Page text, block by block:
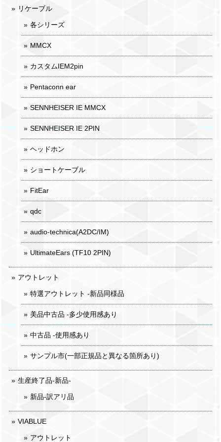
リケーブル
各シリーズ
MMCX
カスタムIEM2pin
Pentaconn ear
SENNHEISER IE MMCX
SENNHEISER IE 2PIN
ヘッドホン
ショートケーブル
FitEar
qdc
audio-technica(A2DC/IM)
UltimateEars (TF10 2PIN)
アウトレット
特選アウトレット -新品同様品
美品中古品 -多少使用感あり
中古品 -使用感あり
サンプル市(一部正規品と異なる箇所あり)
生産終了品-新品-
新品-訳アリ品
VIABLUE
アウトレット